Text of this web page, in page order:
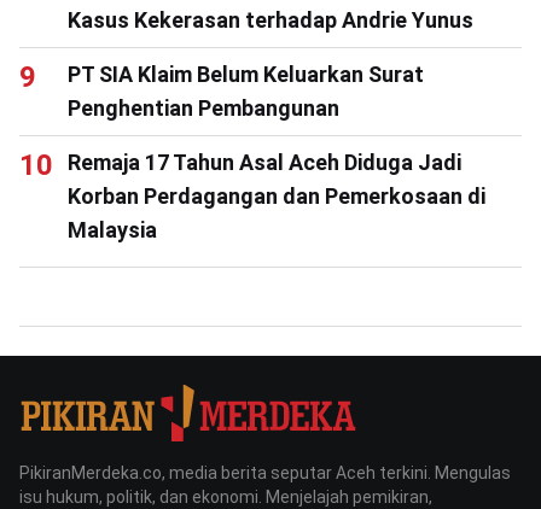
Kasus Kekerasan terhadap Andrie Yunus
PT SIA Klaim Belum Keluarkan Surat
Penghentian Pembangunan
Remaja 17 Tahun Asal Aceh Diduga Jadi
Korban Perdagangan dan Pemerkosaan di
Malaysia
PikiranMerdeka.co, media berita seputar Aceh terkini. Mengulas
isu hukum, politik, dan ekonomi. Menjelajah pemikiran,